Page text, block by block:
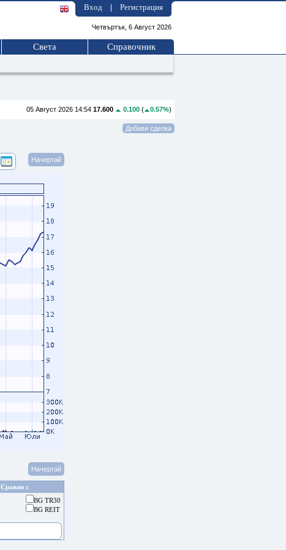
Вход Регистрация
Четвъртък, 6 Август 2026
Света Справочник
05 Август 2026 14:54 17.600 0.100 ( 0.57%)
Сравни с
BG TR30
BG REIT